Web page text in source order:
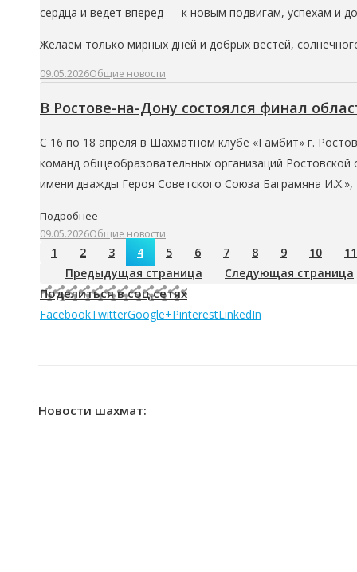
сердца и ведет вперед — к новым подвигам, успехам и
Желаем только мирных дней и добрых вестей,
09.05.2026Общие новости
В Ростове-на-Дону состоялся финал
С 16 по 18 апреля в Шахматном клубе «Гамбит» г.
команд общеобразовательных организаций
имени дважды Героя Советского Союза Баграмяна
Подробнее
09.05.2026Общие новости
1 2 3 4 5 6 7 8 9 10
11
Предыдущая страница
Следующая страница
Поделиться в соц.сетях
FacebookTwitterGoogle+PinterestLinkedIn
Новости шахмат: